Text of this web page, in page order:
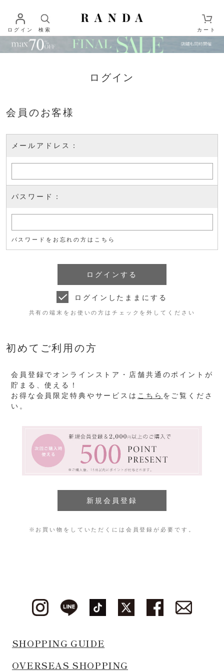
ログイン 検索 カート
ログイン
会員のお客様
メールアドレス：
パスワード：
パスワードをお忘れの方はこちら
ログインしたままにする
共有の端末をお使いの方はチェックを外してください
初めてご利用の方
会員登録でオンラインストア・店舗共通のポイントが
貯まる、使える！
お得な会員限定特典やサービスは こちら をご覧くださ
い。
※お買い物をしていただくには会員登録が必要です。
SHOPPING GUIDE
OVERSEAS SHOPPING